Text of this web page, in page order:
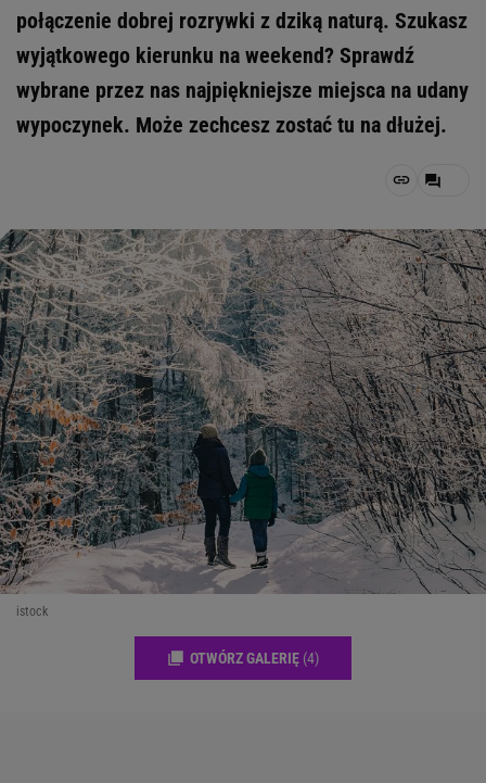
połączenie dobrej rozrywki z dziką naturą. Szukasz
wyjątkowego kierunku na weekend? Sprawdź
wybrane przez nas najpiękniejsze miejsca na udany
wypoczynek. Może zechcesz zostać tu na dłużej.
istock
OTWÓRZ GALERIĘ (4)